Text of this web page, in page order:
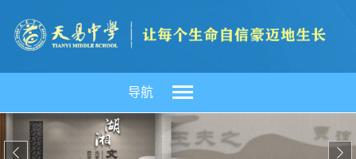
导航
 